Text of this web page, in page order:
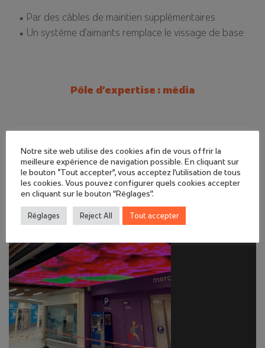
Par des câbles de maintien supplémentaires​
Un système d’aimants remplace le vissage de base
Pôle d’expertise : média
Notre site web utilise des cookies afin de vous offrir la
meilleure expérience de navigation possible. En cliquant sur
le bouton “Tout accepter”, vous acceptez l'utilisation de tous
les cookies. Vous pouvez configurer quels cookies accepter
en cliquant sur le bouton "Réglages".
Réglages Reject All Tout accepter